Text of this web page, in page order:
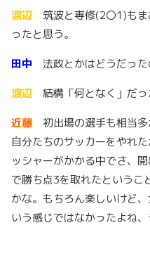
渡辺
筑波と専修(2〇1)も
ったと思う。
田中
法政とかはどうだった
渡辺
結構「何となく」だっ
近藤
初出場の選手も相当
自分たちのサッカーをやれ
ッシャーがかかる中でさ、
で勝ち点3を取れたというこ
かな。もちろん楽しいけど
いう感じではなかったよね